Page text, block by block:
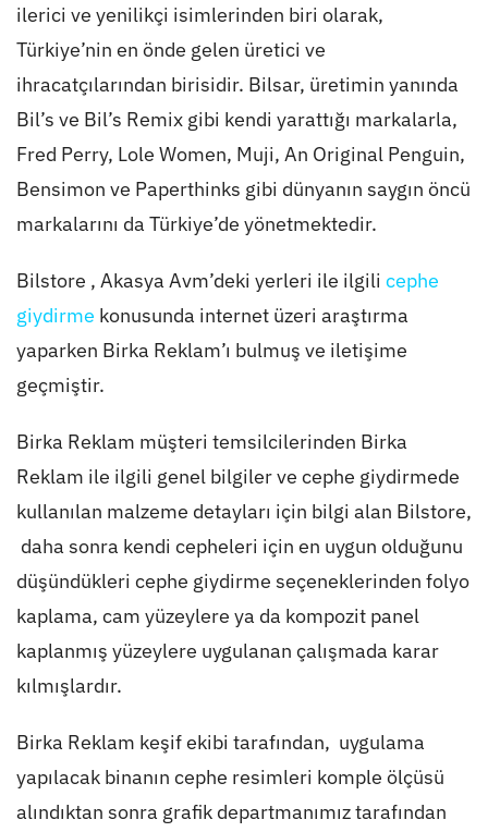
ilerici ve yenilikçi isimlerinden biri olarak,
Türkiye’nin en önde gelen üretici ve
ihracatçılarından birisidir. Bilsar, üretimin yanında
Bil’s ve Bil’s Remix gibi kendi yarattığı markalarla,
Fred Perry, Lole Women, Muji, An Original Penguin,
Bensimon ve Paperthinks gibi dünyanın saygın öncü
markalarını da Türkiye’de yönetmektedir.
Bilstore , Akasya Avm’deki yerleri ile ilgili cephe
giydirme konusunda internet üzeri araştırma
yaparken Birka Reklam’ı bulmuş ve iletişime
geçmiştir.
Birka Reklam müşteri temsilcilerinden Birka
Reklam ile ilgili genel bilgiler ve cephe giydirmede
kullanılan malzeme detayları için bilgi alan Bilstore,
daha sonra kendi cepheleri için en uygun olduğunu
düşündükleri cephe giydirme seçeneklerinden folyo
kaplama, cam yüzeylere ya da kompozit panel
kaplanmış yüzeylere uygulanan çalışmada karar
kılmışlardır.
Birka Reklam keşif ekibi tarafından, uygulama
yapılacak binanın cephe resimleri komple ölçüsü
alındıktan sonra grafik departmanımız tarafından